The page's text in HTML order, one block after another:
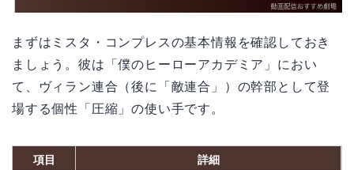
まずはミスタ・コンプレスの基本情報を確認しておき
ましょう。彼は「僕のヒーローアカデミア」におい
て、ヴィラン連合（後に「敵連合」）の幹部として登
場する個性「圧縮」の使い手です。
項目 詳細